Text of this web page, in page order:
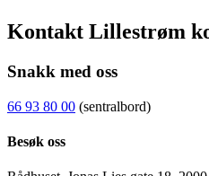
Kontakt Lillestrøm
Snakk med oss
66 93 80 00 (sentralbord)
Besøk oss